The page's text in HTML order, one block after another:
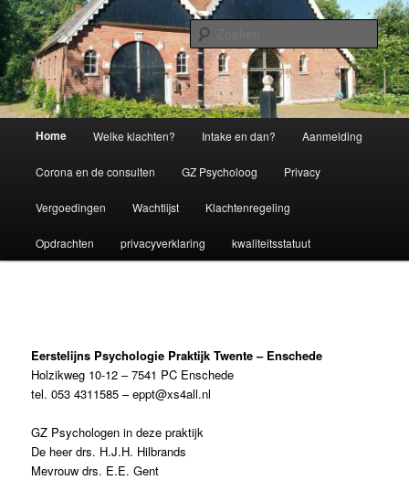
Spring
naar
de
primaire
inhoudEerstelijns Psychologie Praktijk
Twente
HoofdmenuHome Welke klachten? Intake en dan? Aanmelding
Corona en de consulten GZ Psycholoog Privacy
Vergoedingen Wachtlijst Klachtenregeling
Opdrachten privacyverklaring kwaliteitsstatuut
Eerstelijns Psychologie Praktijk Twente – Enschede
Holzikweg 10-12 – 7541 PC Enschede
tel. 053 4311585 – eppt@xs4all.nl
GZ Psychologen in deze praktijk
De heer drs. H.J.H. Hilbrands
Mevrouw drs. E.E. Gent